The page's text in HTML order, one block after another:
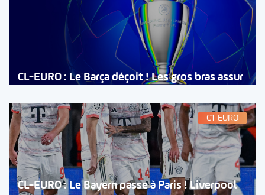
CL-EURO : Le Barça déçoit ! Les gros bras assur
C1-EURO
CL-EURO : Le Bayern passe à Paris ! Liverpool